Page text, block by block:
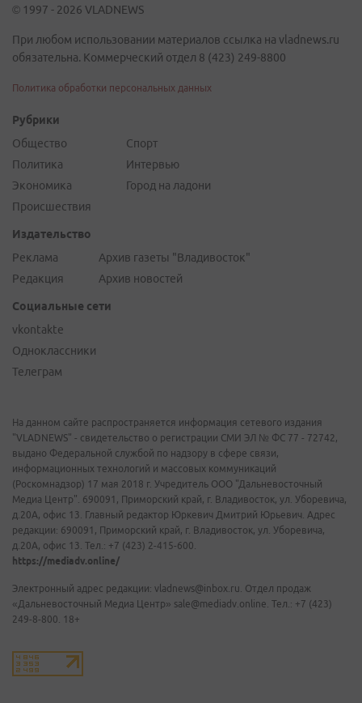
© 1997 - 2026 VLADNEWS
При любом использовании материалов ссылка на vladnews.ru
обязательна. Коммерческий отдел 8 (423) 249-8800
Политика обработки персональных данных
Рубрики
Общество
Политика
Экономика
Происшествия
Спорт
Интервью
Город на ладони
Издательство
Реклама
Редакция
Архив газеты "Владивосток"
Архив новостей
Социальные сети
vkontakte
Одноклассники
Телеграм
На данном сайте распространяется информация сетевого издания
"VLADNEWS" - свидетельство о регистрации СМИ ЭЛ № ФС 77 - 72742,
выдано Федеральной службой по надзору в сфере связи,
информационных технологий и массовых коммуникаций
(Роскомнадзор) 17 мая 2018 г. Учредитель ООО "Дальневосточный
Медиа Центр". 690091, Приморский край, г. Владивосток, ул. Уборевича,
д.20А, офис 13. Главный редактор Юркевич Дмитрий Юрьевич. Адрес
редакции: 690091, Приморский край, г. Владивосток, ул. Уборевича,
д.20А, офис 13. Тел.: +7 (423) 2-415-600.
https://mediadv.online/
Электронный адрес редакции: vladnews@inbox.ru. Отдел продаж
«Дальневосточный Медиа Центр» sale@mediadv.online. Тел.: +7 (423)
249-8-800. 18+